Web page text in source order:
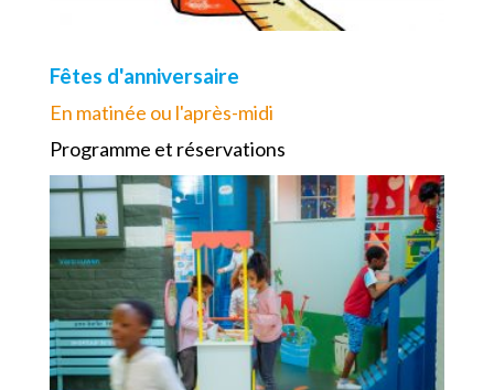
Fêtes d'anniversaire
En matinée ou l'après-midi
Programme et réservations